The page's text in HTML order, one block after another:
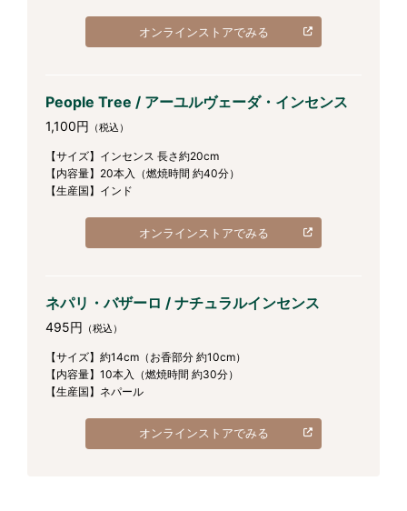
オンラインストアでみる
People Tree / アーユルヴェーダ・インセンス
1,100円 （税込）
【サイズ】インセンス 長さ約20cm
【内容量】20本入（燃焼時間 約40分）
【生産国】インド
オンラインストアでみる
ネパリ・バザーロ / ナチュラルインセンス
495円 （税込）
【サイズ】約14cm（お香部分 約10cm）
【内容量】10本入（燃焼時間 約30分）
【生産国】ネパール
オンラインストアでみる